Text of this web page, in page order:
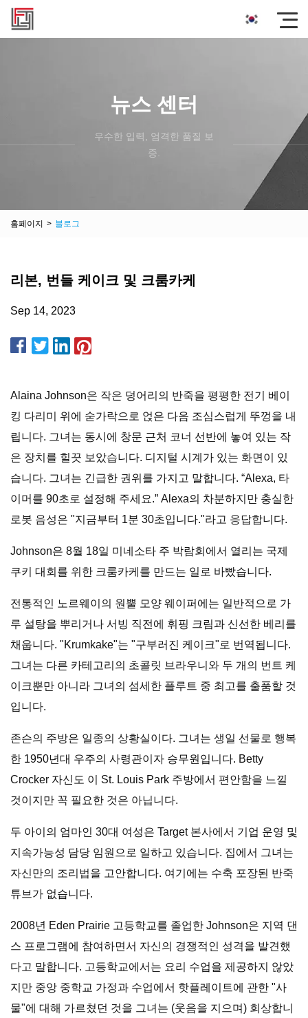
뉴스 센터
우수한 입력, 엄격한 품질 보
증.
홈페이지 > 블로그
리본, 번들 케이크 및 크룸카케
Sep 14, 2023
Alaina Johnson은 작은 덩어리의 반죽을 평평한 전기 베이
킹 다리미 위에 숟가락으로 얹은 다음 조심스럽게 뚜껑을 내
립니다. 그녀는 동시에 창문 근처 코너 선반에 놓여 있는 작
은 장치를 힐끗 보았습니다. 디지털 시계가 있는 화면이 있
습니다. 그녀는 긴급한 권위를 가지고 말합니다. “Alexa, 타
이머를 90초로 설정해 주세요.” Alexa의 차분하지만 충실한
로봇 음성은 "지금부터 1분 30초입니다."라고 응답합니다.
Johnson은 8월 18일 미네소타 주 박람회에서 열리는 국제
쿠키 대회를 위한 크룸카케를 만드는 일로 바빴습니다.
전통적인 노르웨이의 원뿔 모양 웨이퍼에는 일반적으로 가
루 설탕을 뿌리거나 서빙 직전에 휘핑 크림과 신선한 베리를
채웁니다. "Krumkake"는 "구부러진 케이크"로 번역됩니다.
그녀는 다른 카테고리의 초콜릿 브라우니와 두 개의 번트 케
이크뿐만 아니라 그녀의 섬세한 플루트 중 최고를 출품할 것
입니다.
존슨의 주방은 일종의 상황실이다. 그녀는 생일 선물로 행복
한 1950년대 우주의 사령관이자 승무원입니다. Betty
Crocker 자신도 이 St. Louis Park 주방에서 편안함을 느낄
것이지만 꼭 필요한 것은 아닙니다.
두 아이의 엄마인 30대 여성은 Target 본사에서 기업 운영 및
지속가능성 담당 임원으로 일하고 있습니다. 집에서 그녀는
자신만의 조리법을 고안합니다. 여기에는 수축 포장된 반죽
튜브가 없습니다.
2008년 Eden Prairie 고등학교를 졸업한 Johnson은 지역 댄
스 프로그램에 참여하면서 자신의 경쟁적인 성격을 발견했
다고 말합니다. 고등학교에서는 요리 수업을 제공하지 않았
지만 중앙 중학교 가정과 수업에서 핫플레이트에 관한 "사
물"에 대해 가르쳤던 것을 그녀는 (웃음을 지으며) 회상합니